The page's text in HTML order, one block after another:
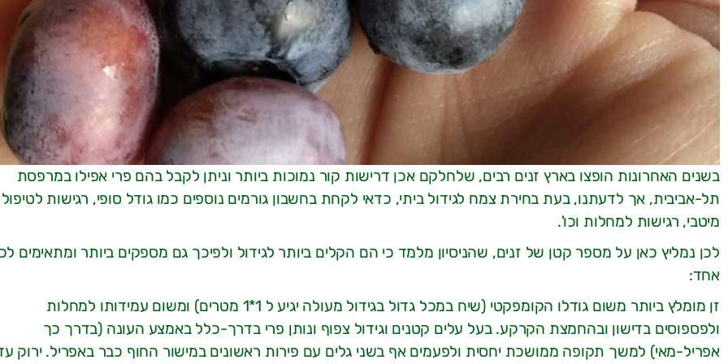
בשנים האחרונות הופצו בארץ זנים רבים, שלחלקם אכן דרישות קור נמוכות ביותר וניתן לקבל בהם פרי אפילו במרפסת
תל-אביבית, אך לדעתנו, בעת בחירת צמח לגידול ביתי, כדאי לקחת בחשבון גורמים נוספים כמו גודל סופי, רגישות
מיטבי, רגישות למחלות וכו'.
לכן נמליץ כאן על מספר קטן של זנים, שהניסיון מלמד כי הם הקלים ביותר לגידול ולפיכך גם מספקים ביותר ומתאימים
אחד:
זן מומלץ ביותר משום גודלו הקומפקטי (שיח במכל גדול בגידול מעולה יגיע ל 1*1 מטרים) ומשום עמידותו למחלות
ולפספוסים בדישון ובהחמצת הקרקע. בעל עלים קטנים וגידול צפוף ונותן פרי בדרך-כלל באמצע העונה (בדרך כך
אפריל-מאי) למשך תקופה ממושכת יחסית ולפעמים אף בשני גלים עם פירות ראשונים במישור החוף כבר באפריל. ירוק